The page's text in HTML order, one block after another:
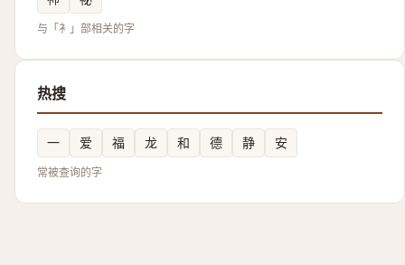
与「衤」部相关的字
热搜
一 爱 福 龙 和 德 静 安
常被查询的字